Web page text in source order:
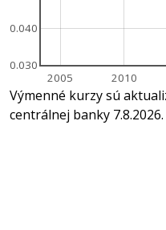
2005 2010
0.030
0.040
Výmenné kurzy sú
centrálnej banky 7.8.2026.